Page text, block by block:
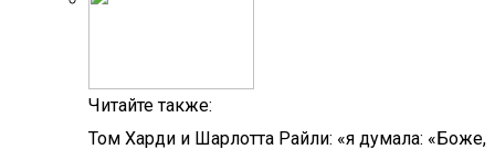
Читайте также:
Том Харди и Шарлотта Райли: «я думала: «Боже,